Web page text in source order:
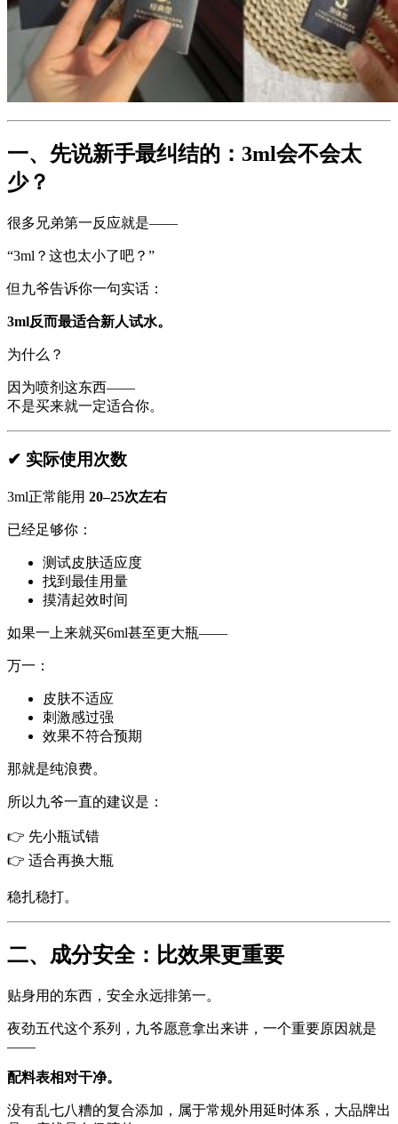
一、先说新手最纠结的：3ml会不会太
少？
很多兄弟第一反应就是——
“3ml？这也太小了吧？”
但九爷告诉你一句实话：
3ml反而最适合新人试水。
为什么？
因为喷剂这东西——
不是买来就一定适合你。
✔ 实际使用次数
3ml正常能用 20–25次左右
已经足够你：
测试皮肤适应度
找到最佳用量
摸清起效时间
如果一上来就买6ml甚至更大瓶——
万一：
皮肤不适应
刺激感过强
效果不符合预期
那就是纯浪费。
所以九爷一直的建议是：
👉 先小瓶试错
👉 适合再换大瓶
稳扎稳打。
二、成分安全：比效果更重要
贴身用的东西，安全永远排第一。
夜劲五代这个系列，九爷愿意拿出来讲，一个重要原因就是
——
配料表相对干净。
没有乱七八糟的复合添加，属于常规外用延时体系，大品牌出